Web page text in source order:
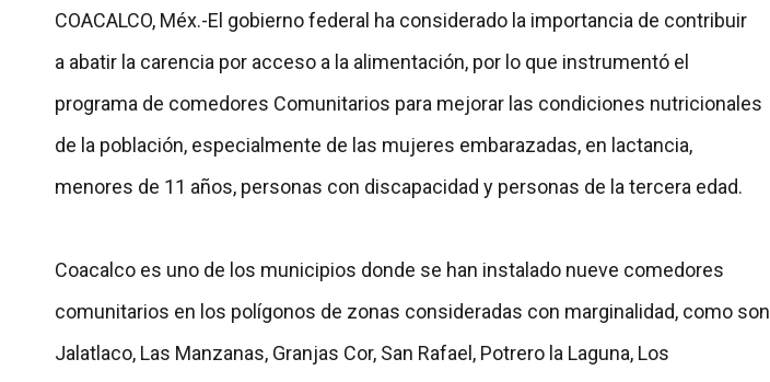
COACALCO, Méx.-El gobierno federal ha considerado la importancia de contribuir
a abatir la carencia por acceso a la alimentación, por lo que instrumentó el
programa de comedores Comunitarios para mejorar las condiciones nutricionales
de la población, especialmente de las mujeres embarazadas, en lactancia,
menores de 11 años, personas con discapacidad y personas de la tercera edad.
Coacalco es uno de los municipios donde se han instalado nueve comedores
comunitarios en los polígonos de zonas consideradas con marginalidad, como son
Jalatlaco, Las Manzanas, Granjas Cor, San Rafael, Potrero la Laguna, Los